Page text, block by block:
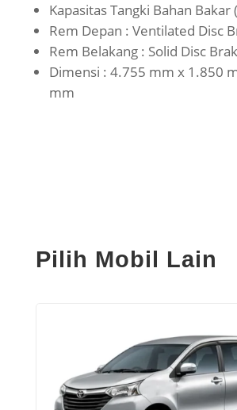
Kapasitas Tangki Bahan Bakar
Rem Depan : Ventilated Disc
Rem Belakang : Solid Disc
Dimensi : 4.755 mm x 1.850
mm
Pilih Mobil Lain